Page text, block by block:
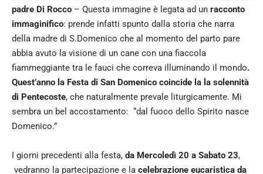
padre Di Rocco – Questa immagine è legata ad un racconto
immaginifico: prende infatti spunto dalla storia che narra
della madre di S.Domenico che al momento del parto pare
abbia avuto la visione di un cane con una fiaccola
fiammeggiante tra le fauci che correva illuminando il mondo.
Quest’anno la Festa di San Domenico coincide la la solennità
di Pentecoste, che naturalmente prevale liturgicamente. Mi
sembra un bel accostamento: “dal fuoco dello Spirito nasce
Domenico.”
I giorni precedenti alla festa, da Mercoledì 20 a Sabato 23,
vedranno la partecipazione e la celebrazione eucaristica da